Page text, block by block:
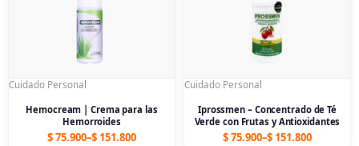
Cuidado Personal
Hemocream | Crema para las
Hemorroides
$75.900–$ 151.800
through
$ 151.800
Cuidado Personal
Iprossmen – Concentrado de Té
Verde con Frutas y Antioxidantes
$75.900–$ 151.800
through
$ 151.800